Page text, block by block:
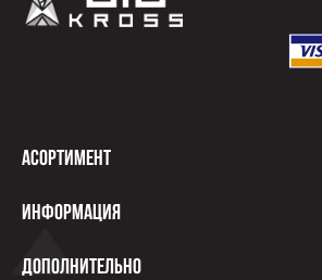
Асортимент
Информация
Дополнительно